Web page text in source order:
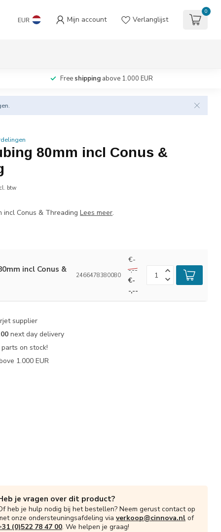
EUR Mijn account Verlanglijst
0
Free shipping above 1.000 EUR
80mm incl Conus &
btw
incl Conus & ThreadingLees meer.
incl Conus &
2466478380080
€-
-,--
€-
-,--
supplier
next day delivery
parts on stock!
1.000 EUR
je vragen over dit product?
heb je hulp nodig bij het bestellen? Neem gerust contact op
onze ondersteuningsafdeling via verkoop@cinnova.nl of
(0)522 78 47 00. We helpen je graag!